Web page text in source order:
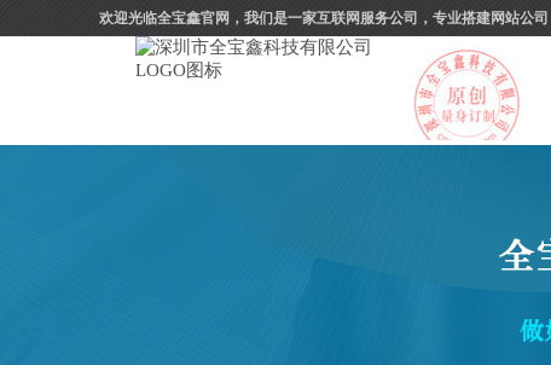
欢迎光临全宝鑫官网，我们是一家互联网服务公司，专业搭建网站公司